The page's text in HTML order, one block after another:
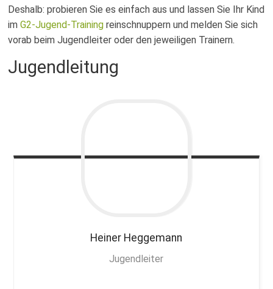
Deshalb: probieren Sie es einfach aus und lassen Sie Ihr Kind
imG2-Jugend-Training reinschnuppern und melden Sie sich
vorab beim Jugendleiter oder den jeweiligen Trainern.
Jugendleitung
Heiner Heggemann
Jugendleiter